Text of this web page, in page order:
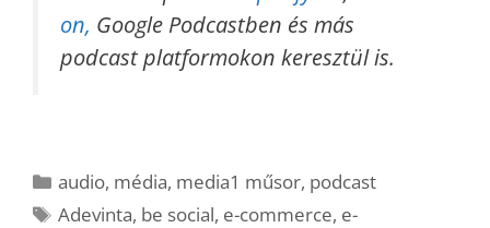
on, Google Podcastben és más
podcast platformokon keresztül is.
Kategória
audio, média, media1 műsor, podcast
Címkék
Adevinta, be social, e-commerce, e-